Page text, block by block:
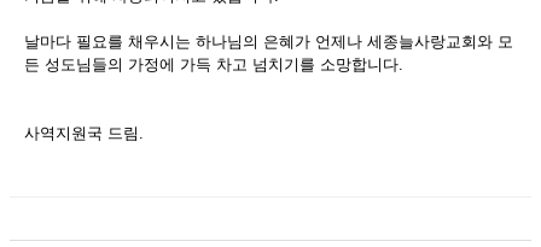
날마다 필요를 채우시는 하나님의 은혜가 언제나 세종늘사랑교회와 모
든 성도님들의 가정에 가득 차고 넘치기를 소망합니다.
사역지원국 드림.